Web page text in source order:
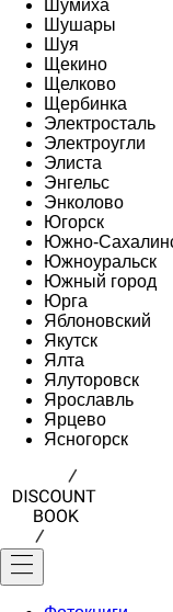
Шумиха
Шушары
Шуя
Щекино
Щелково
Щербинка
Электросталь
Электроугли
Элиста
Энгельс
Энколово
Югорск
Южно-
Южноуральск
Южный город
Юрга
Яблоновский
Якутск
Ялта
Ялуторовск
Ярославль
Ярцево
Ясногорск